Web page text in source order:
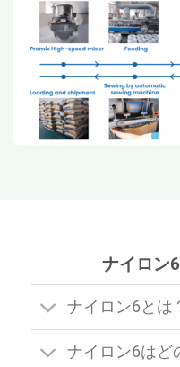
ナイロン
ナイロン6とは
ナイロン6はど